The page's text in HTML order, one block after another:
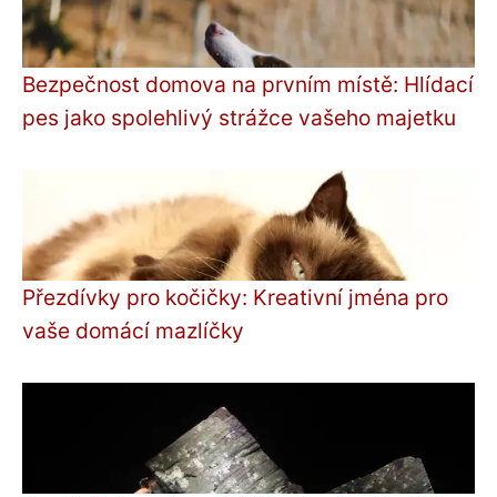
Bezpečnost domova na prvním místě: Hlídací
pes jako spolehlivý strážce vašeho majetku
Přezdívky pro kočičky: Kreativní jména pro
vaše domácí mazlíčky